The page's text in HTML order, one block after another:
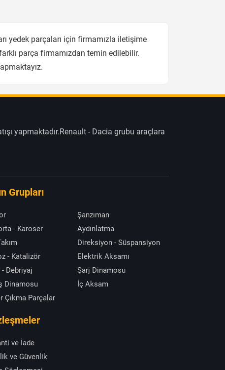
yedek parçaları için firmamızla iletişime
parça firmamızdan temin edilebilir.
yapmaktadır.Renault - Dacia grubu araçlara
Grupları
Şanzıman
- Karoser
Aydınlatma
Direksiyon - Süspansiyon
- Katalizör
Elektrik Aksamı
- Debriyaj
Şarj Dinamosu
Dinamosu
İç Aksam
Çıkma Parçalar
ve İade
ve Güvenlik